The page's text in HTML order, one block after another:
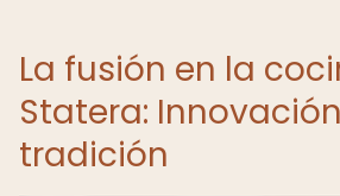
La fusión en la
Statera:
tradición